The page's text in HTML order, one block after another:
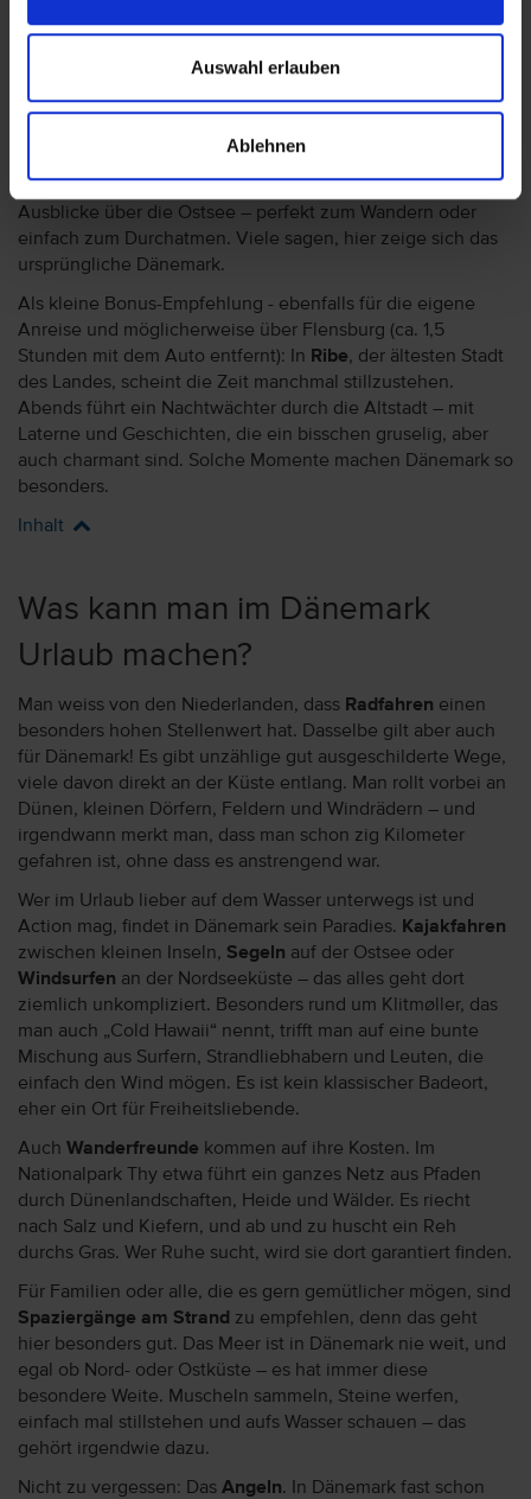
Auswahl erlauben
Ablehnen
oben steht, spürt sofort, warum so viele Dänen diese
Landschaft lieben. Diese Sehenswürdigkeit liegt noch
nördlich von Aalborg und ist möglicher ein Tipp, wenn Sie
die eigene Anreise mit dem Auto planen.
Und wer Natur mag, sollte sich unbedingt den
nordöstlich von Aarhus). Hügel, Heide, Wälder und weite
Ausblicke über die Ostsee – perfekt zum Wandern oder
einfach zum Durchatmen. Viele sagen, hier zeige sich das
ursprüngliche Dänemark.
Als kleine Bonus-Empfehlung - ebenfalls für die eigene
Anreise und möglicherweise über Flensburg (ca. 1,5
Stunden mit dem Auto entfernt): In Ribe, der ältesten Stadt
des Landes, scheint die Zeit manchmal stillzustehen.
Abends führt ein Nachtwächter durch die Altstadt – mit
Laterne und Geschichten, die ein bisschen gruselig, aber
auch charmant sind. Solche Momente machen Dänemark so
besonders.
Inhalt
Was kann man im Dänemark
Urlaub machen?
Man weiss von den Niederlanden, dass Radfahren einen
besonders hohen Stellenwert hat. Dasselbe gilt aber auch
für Dänemark! Es gibt unzählige gut ausgeschilderte Wege,
viele davon direkt an der Küste entlang. Man rollt vorbei an
Dünen, kleinen Dörfern, Feldern und Windrädern – und
irgendwann merkt man, dass man schon zig Kilometer
gefahren ist, ohne dass es anstrengend war.
Wer im Urlaub lieber auf dem Wasser unterwegs ist und
Action mag, findet in Dänemark sein Paradies. Kajakfahren
zwischen kleinen Inseln, Segeln auf der Ostsee oder
Windsurfen an der Nordseeküste – das alles geht dort
ziemlich unkompliziert. Besonders rund um Klitmøller, das
man auch „Cold Hawaii“ nennt, trifft man auf eine bunte
Mischung aus Surfern, Strandliebhabern und Leuten, die
einfach den Wind mögen. Es ist kein klassischer Badeort,
eher ein Ort für Freiheitsliebende.
Auch Wanderfreunde kommen auf ihre Kosten. Im
Nationalpark Thy etwa führt ein ganzes Netz aus Pfaden
durch Dünenlandschaften, Heide und Wälder. Es riecht
nach Salz und Kiefern, und ab und zu huscht ein Reh
durchs Gras. Wer Ruhe sucht, wird sie dort garantiert finden.
Für Familien oder alle, die es gern gemütlicher mögen, sind
Spaziergänge am Strand zu empfehlen, denn das geht
hier besonders gut. Das Meer ist in Dänemark nie weit, und
egal ob Nord- oder Ostküste – es hat immer diese
besondere Weite. Muscheln sammeln, Steine werfen,
einfach mal stillstehen und aufs Wasser schauen – das
gehört irgendwie dazu.
Nicht zu vergessen: Das Angeln. In Dänemark fast schon